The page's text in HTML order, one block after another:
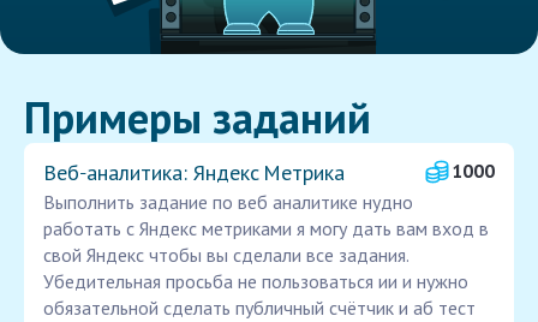
Примеры заданий
Веб‑аналитика: Яндекс Метрика
1000
Выполнить задание по веб аналитике нудно
работать с Яндекс метриками я могу дать вам вход в
свой Яндекс чтобы вы сделали все задания.
Убедительная просьба не пользоваться ии и нужно
обязательной сделать публичный счётчик и аб тест